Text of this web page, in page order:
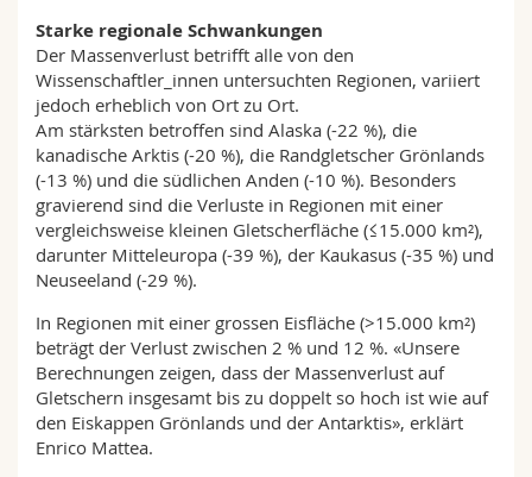
Starke regionale Schwankungen
Der Massenverlust betrifft alle von den
Wissenschaftler_innen untersuchten Regionen, variiert
jedoch erheblich von Ort zu Ort.
Am stärksten betroffen sind Alaska (-22 %), die
kanadische Arktis (-20 %), die Randgletscher Grönlands
(-13 %) und die südlichen Anden (-10 %). Besonders
gravierend sind die Verluste in Regionen mit einer
vergleichsweise kleinen Gletscherfläche (≤15.000 km²),
darunter Mitteleuropa (-39 %), der Kaukasus (-35 %) und
Neuseeland (-29 %).
In Regionen mit einer grossen Eisfläche (>15.000 km²)
beträgt der Verlust zwischen 2 % und 12 %. «Unsere
Berechnungen zeigen, dass der Massenverlust auf
Gletschern insgesamt bis zu doppelt so hoch ist wie auf
den Eiskappen Grönlands und der Antarktis», erklärt
Enrico Mattea.